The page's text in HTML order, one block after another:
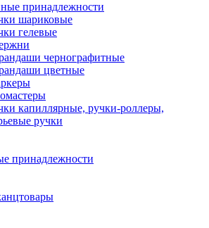
принадлежности
шариковые
гелевые
чернографитные
цветные
капиллярные, ручки-роллеры,
ручки
принадлежности